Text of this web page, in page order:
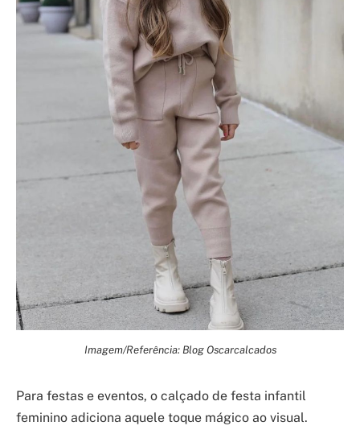
Imagem/Referência: Blog Oscarcalcados
Para festas e eventos, o calçado de festa infantil
feminino adiciona aquele toque mágico ao visual.